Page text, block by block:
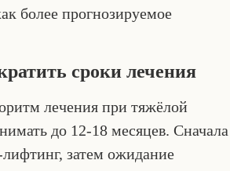
более прогнозируемое
сроки лечения
лечения при тяжёлой
до 12-18 месяцев. Сначала
затем ожидание